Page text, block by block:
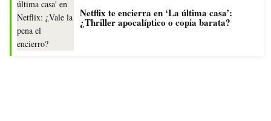
Netflix te encierra en ‘La última casa’:
¿Thriller apocalíptico o copia barata?